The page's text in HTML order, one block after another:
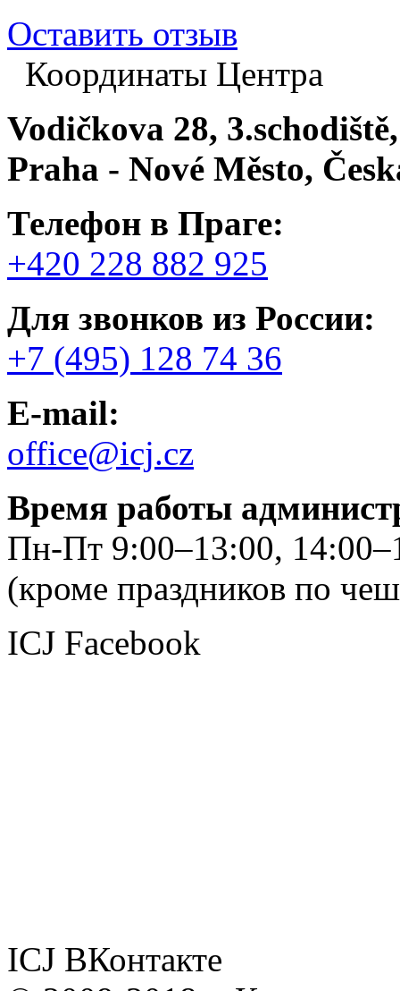
Оставить отзыв
Координаты Центра
Vodičkova 28,
Praha - Nové Město,
Телефон в Праге:
+420 228 882 925
Для звонков из России:
+7 (495) 128 74 36
E-mail:
office@icj.cz
Время работы
Пн-Пт 9:00–13:00,
(кроме праздников по
ICJ Facebook
ICJ ВКонтакте